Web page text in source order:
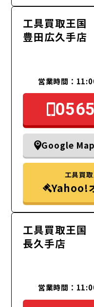
工具買取王国
豊田広久手店
営業時間：
Google Map
工具買
Yahoo!
工具買取王国
長久手店
営業時間：